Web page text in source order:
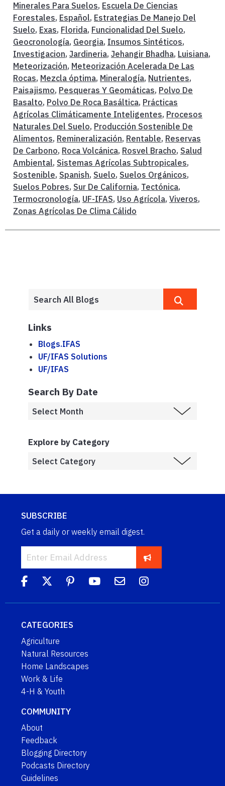
Minerales Para Suelos, Escuela De Ciencias
Forestales, Español, Estrategias De Manejo Del
Suelo, Exas, Florida, Funcionalidad Del Suelo,
Geocronología, Georgia, Insumos Sintéticos,
Investigacion, Jardineria, Jehangir Bhadha, Luisiana,
Meteorización, Meteorización Acelerada De Las
Rocas, Mezcla óptima, Mineralogía, Nutrientes,
Paisajismo, Pesqueras Y Geomáticas, Polvo De
Basalto, Polvo De Roca Basáltica, Prácticas
Agrícolas Climáticamente Inteligentes, Procesos
Naturales Del Suelo, Producción Sostenible De
Alimentos, Remineralización, Rentable, Reservas
De Carbono, Roca Volcánica, Rosvel Bracho, Salud
Ambiental, Sistemas Agrícolas Subtropicales,
Sostenible, Spanish, Suelo, Suelos Orgánicos,
Suelos Pobres, Sur De California, Tectónica,
Termocronología, UF-IFAS, Uso Agrícola, Viveros,
Zonas Agrícolas De Clima Cálido
Links
Blogs.IFAS
UF/IFAS Solutions
UF/IFAS
Search By Date
Explore by Category
SUBSCRIBE
Get a daily or weekly email digest.
CATEGORIES
Agriculture
Natural Resources
Home Landscapes
Work & Life
4-H & Youth
COMMUNITY
About
Feedback
Blogging Directory
Podcasts Directory
Guidelines